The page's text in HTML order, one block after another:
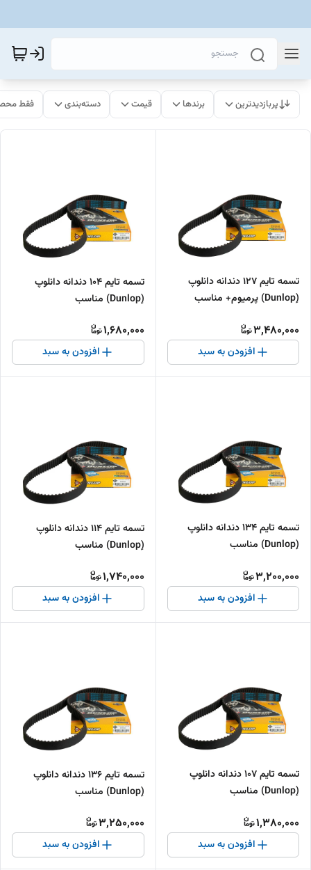
پربازدیدترین برندها قیمت دسته‌بندی فقط
تسمه تایم 127 دندانه دانلوپ
(ِDunlop) پرمیوم+ مناسب
3,480,000
افزودن به سبد
تسمه تایم 104 دندانه دانلوپ
(ِDunlop) مناسب
1,680,000
افزودن به سبد
تسمه تایم 134 دندانه دانلوپ
(ِDunlop) مناسب
3,200,000
افزودن به سبد
تسمه تایم 114 دندانه دانلوپ
(ِDunlop) مناسب
1,740,000
افزودن به سبد
تسمه تایم 107 دندانه دانلوپ
(ِDunlop) مناسب
1,380,000
افزودن به سبد
تسمه تایم 136 دندانه دانلوپ
(ِDunlop) مناسب
3,250,000
افزودن به سبد